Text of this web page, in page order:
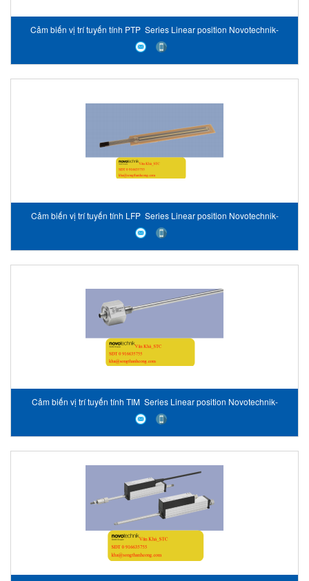
Cảm biến vị trí tuyến tính PTP Series Linear position Novotechnik-
Vietnam
Cảm biến vị trí tuyến tính LFP Series Linear position Novotechnik-
Vietnam
Cảm biến vị trí tuyến tính TIM Series Linear position Novotechnik-
Vietnam